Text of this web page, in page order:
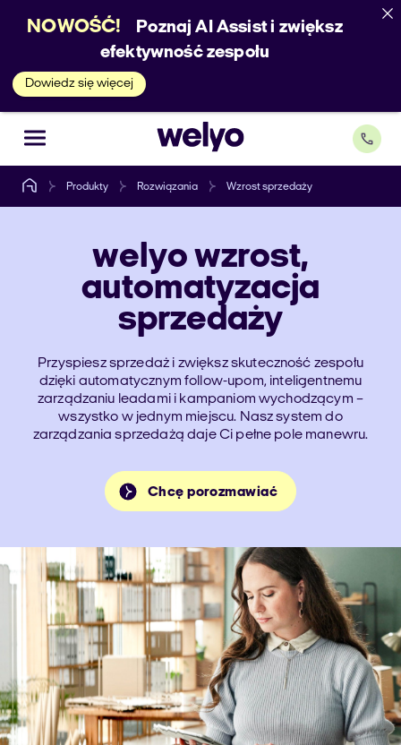
Produkty Rozwiązania Wzrost sprzedaży
welyo wzrost,
automatyzacja
sprzedaży
Przyspiesz sprzedaż i zwiększ skuteczność zespołu
dzięki automatycznym follow-upom, inteligentnemu
zarządzaniu leadami i kampaniom wychodzącym –
wszystko w jednym miejscu. Nasz system do
zarządzania sprzedażą daje Ci pełne pole manewru.
Chcę porozmawiać
NOWOŚĆ!
Poznaj AI Assist i zwiększ
efektywność zespołu
Dowiedz się więcej